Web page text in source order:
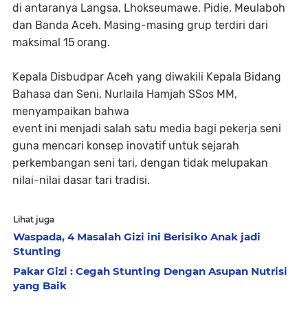
di antaranya Langsa, Lhokseumawe, Pidie, Meulaboh
dan Banda Aceh. Masing-masing grup terdiri dari
maksimal 15 orang.
Kepala Disbudpar Aceh yang diwakili Kepala Bidang
Bahasa dan Seni, Nurlaila Hamjah SSos MM,
menyampaikan bahwa
event ini menjadi salah satu media bagi pekerja seni
guna mencari konsep inovatif untuk sejarah
perkembangan seni tari, dengan tidak melupakan
nilai-nilai dasar tari tradisi.
Lihat juga
Waspada, 4 Masalah Gizi ini Berisiko Anak jadi
Stunting
Pakar Gizi : Cegah Stunting Dengan Asupan Nutrisi
yang Baik